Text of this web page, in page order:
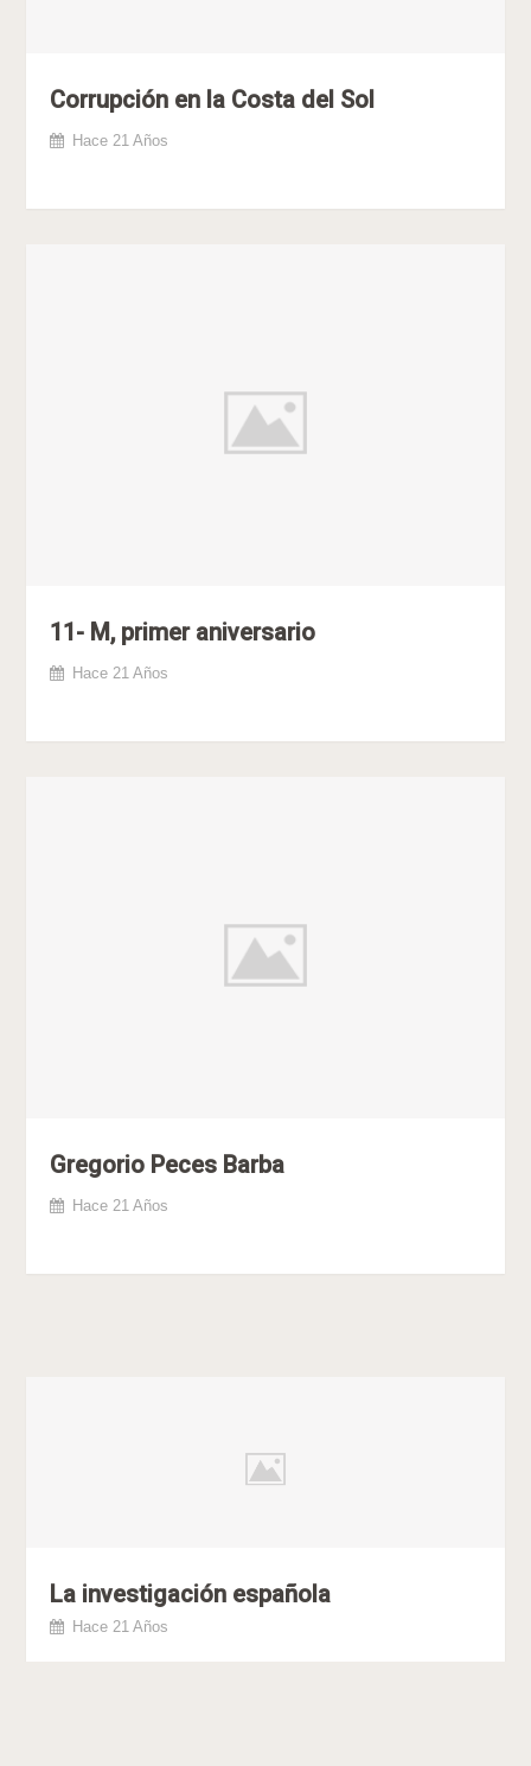
Corrupción en la Costa del Sol
Hace 21 Años
11- M, primer aniversario
Hace 21 Años
Gregorio Peces Barba
Hace 21 Años
La investigación española
Hace 21 Años